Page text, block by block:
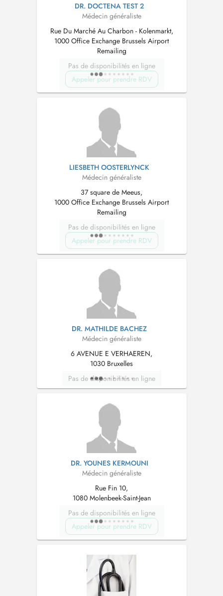
DR. DOCTENA TEST 2
Médecin généraliste
Rue Du Marché Au Charbon - Kolenmarkt,
1000 Office Exchange Brussels Airport
Remailing
Pas de disponibilités en ligne
Appeler pour prendre RDV
LIESBETH OOSTERLYNCK
Médecin généraliste
37 square de Meeus,
1000 Office Exchange Brussels Airport
Remailing
Pas de disponibilités en ligne
Appeler pour prendre RDV
DR. MATHILDE BACHEZ
Médecin généraliste
6 AVENUE E VERHAEREN,
1030 Bruxelles
Pas de disponibilités en ligne
DR. YOUNES KERMOUNI
Médecin généraliste
Rue Fin 10,
1080 Molenbeek-Saint-Jean
Pas de disponibilités en ligne
Appeler pour prendre RDV